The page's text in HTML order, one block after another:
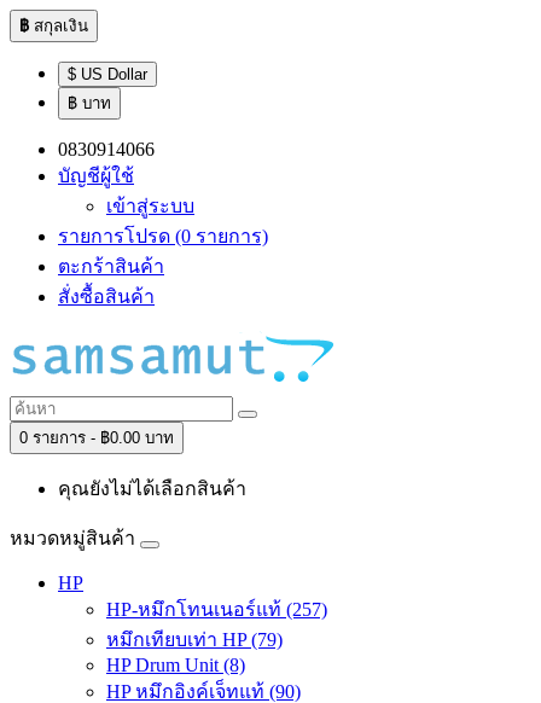
฿ สกุลเงิน
$ US Dollar
฿ บาท
0830914066
บัญชีผู้ใช้
เข้าสู่ระบบ
รายการโปรด (0 รายการ)
ตะกร้าสินค้า
สั่งซื้อสินค้า
0 รายการ - ฿0.00 บาท
คุณยังไม่ได้เลือกสินค้า
หมวดหมู่สินค้า
HP
HP-หมึกโทนเนอร์แท้ (257)
หมึกเทียบเท่า HP (79)
HP Drum Unit (8)
HP หมึกอิงค์เจ็ทแท้ (90)